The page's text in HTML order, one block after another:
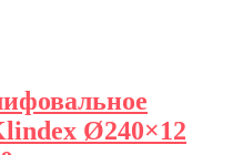
Ø240×12